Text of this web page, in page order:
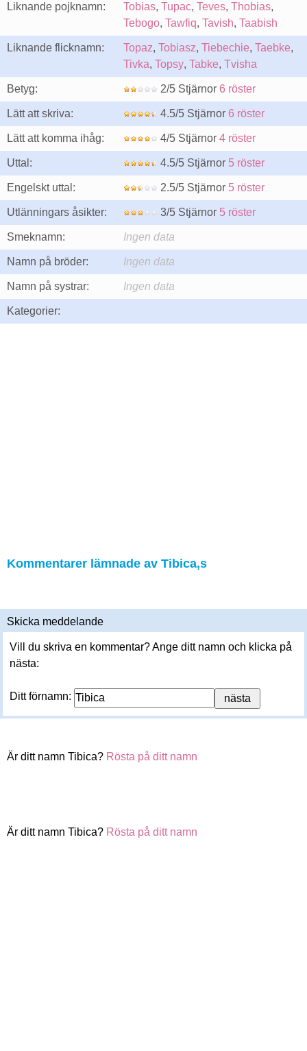
Liknande pojknamn: Tobias, Tupac, Teves, Thobias,
Tebogo, Tawfiq, Tavish, Taabish
Liknande flicknamn: Topaz, Tobiasz, Tiebechie, Taebke,
Tivka, Topsy, Tabke, Tvisha
Betyg: 2/5 Stjärnor 6 röster
Lätt att skriva: 4.5/5 Stjärnor 6 röster
Lätt att komma ihåg: 4/5 Stjärnor 4 röster
Uttal: 4.5/5 Stjärnor 5 röster
Engelskt uttal: 2.5/5 Stjärnor 5 röster
Utlänningars åsikter: 3/5 Stjärnor 5 röster
Smeknamn: Ingen data
Namn på bröder: Ingen data
Namn på systrar: Ingen data
Kategorier:
Kommentarer lämnade av Tibica,s
Skicka meddelande
Vill du skriva en kommentar? Ange ditt namn och klicka på
nästa:
Ditt förnamn:
Är ditt namn Tibica? Rösta på ditt namn
Är ditt namn Tibica? Rösta på ditt namn